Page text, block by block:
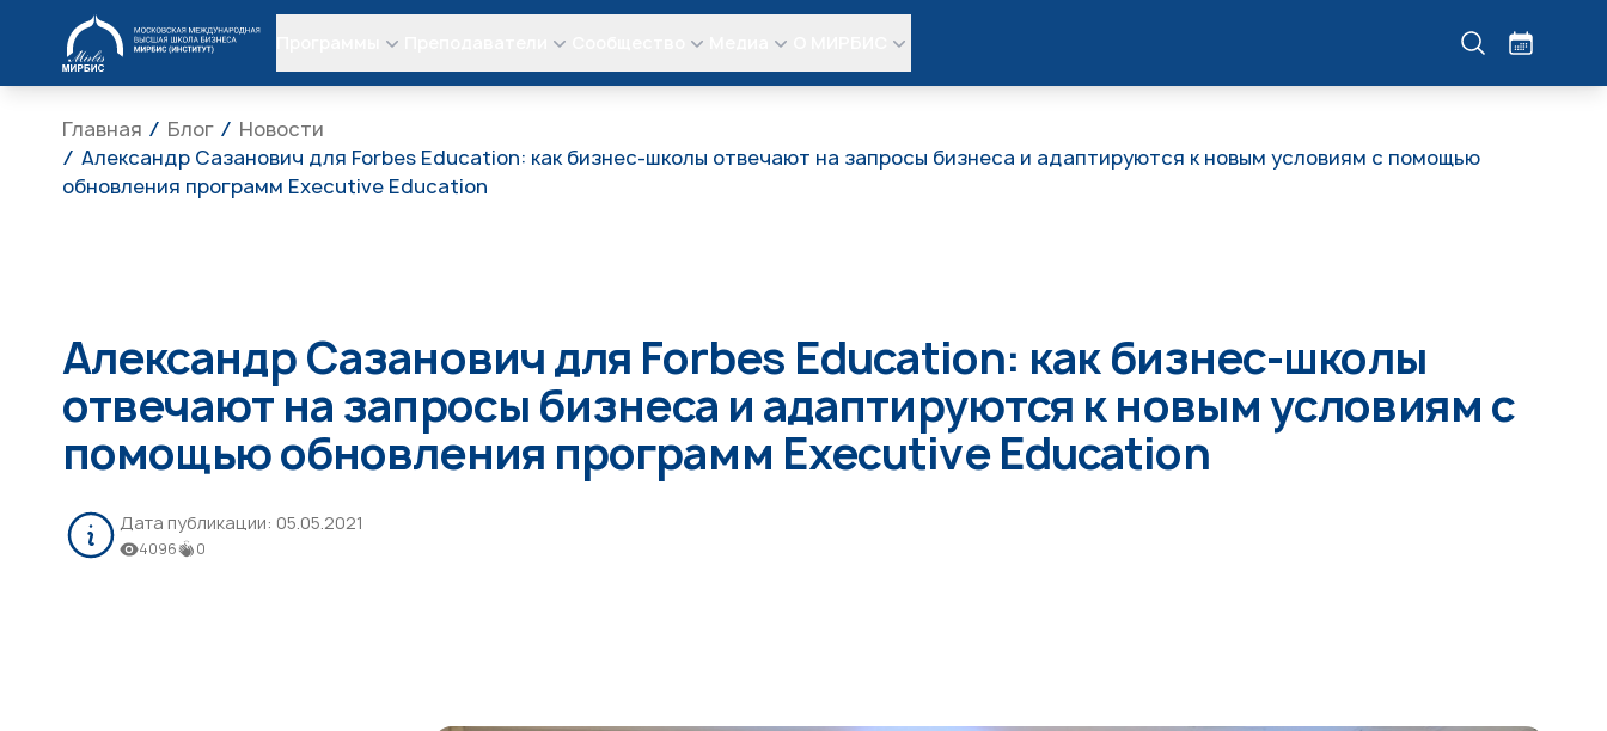
МИРБИС
Главная Блог
Новости
Александр Сазанович для Forbes Education: как бизнес-школы отвечают на запросы бизнеса и адаптируются к новым условиям с помощью
обновления программ Executive Education
Александр Сазанович для Forbes Education: как бизнес-школы
отвечают на запросы бизнеса и адаптируются к новым условиям с
помощью обновления программ Executive Education
Дата публикации: 05.05.2021
4096 0